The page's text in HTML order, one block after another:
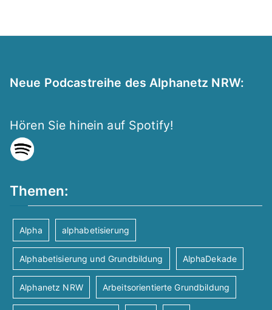
Neue Podcastreihe des Alphanetz NRW:
Hören Sie hinein auf Spotify!
Themen:
Alpha alphabetisierung
Alphabetisierung und Grundbildung AlphaDekade
Alphanetz NRW Arbeitsorientierte Grundbildung